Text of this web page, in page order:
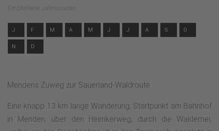
Empfohlene Jahreszeiten
J F M A M J J A S O
N D
Mendens Zuweg zur Sauerland-Waldroute
Eine knapp 13 km lange Wanderung, Startpunkt am Bahnhof
in Menden, über den Heimkerweg, durch die Waldemei,